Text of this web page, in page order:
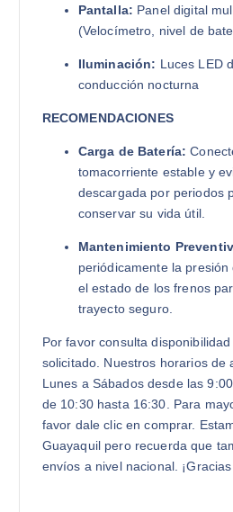
Pantalla: Panel digital
(Velocímetro, nivel de
Iluminación: Luces LED
conducción nocturna
RECOMENDACIONES
Carga de Batería:
tomacorriente estable y
descargada por periodos
conservar su vida útil.
Mantenimiento
periódicamente la
el estado de los frenos
trayecto seguro.
Por favor consulta
solicitado. Nuestros horarios de
Lunes a Sábados desde las
de 10:30 hasta 16:30. Para
favor dale clic en comprar.
Guayaquil pero recuerda que
envíos a nivel nacional.